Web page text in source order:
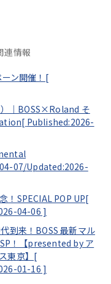
連情報
ーン開催！[
）｜BOSS×Roland そ
Published:2026-
07/Updated:2026-
！SPECIAL POP UP[
04-06 ]
到来！BOSS 最新マル
！【presented by ア
東京】[
01-16 ]